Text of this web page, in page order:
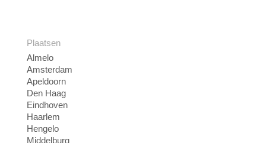
Plaatsen
Almelo
Amsterdam
Apeldoorn
Den Haag
Eindhoven
Haarlem
Hengelo
Middelburg